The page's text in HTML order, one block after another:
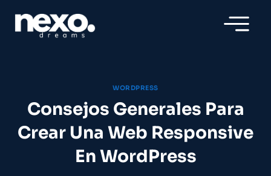
contenido
WORDPRESS
Consejos Generales Para
Crear Una Web Responsive
En WordPress